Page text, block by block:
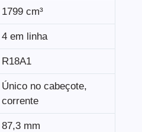
1799 cm³
4 em linha
R18A1
Único no cabeçote,
corrente
87,3 mm